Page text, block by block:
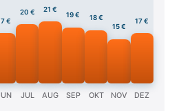
€
20 €
JUL
21 €
AUG
19 €
SEP
18 €
OKT
15 €
NOV
17 €
DEZ